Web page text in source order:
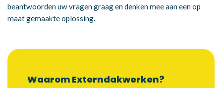
beantwoorden uw vragen graag en denken mee aan een op
maat gemaakte oplossing.
Waarom Externdakwerken?